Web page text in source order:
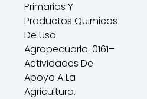
Primarias Y
Productos Quimicos
De Uso
Agropecuario. 0161–
Actividades De
Apoyo A La
Agricultura.